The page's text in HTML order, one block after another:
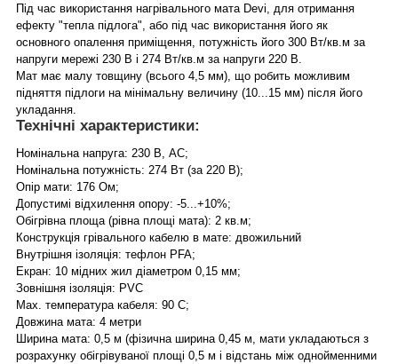
Під час використання нагрівального мата Devi, для отримання
ефекту "тепла підлога", або під час використання його як
основного опалення приміщення, потужність його 300 Вт/кв.м за
напруги мережі 230 В і 274 Вт/кв.м за напруги 220 В.
Мат має малу товщину (всього 4,5 мм), що робить можливим
підняття підлоги на мінімальну величину (10...15 мм) після його
укладання.
Технічні характеристики:
Номінальна напруга: 230 В, АС;
Номінальна потужність: 274 Вт (за 220 В);
Опір мати: 176 Ом;
Допустимі відхилення опору: -5...+10%;
Обігрівна площа (рівна площі мата): 2 кв.м;
Конструкція грівального кабелю в мате: двожильний
Внутрішня ізоляція: тефлон PFA;
Екран: 10 мідних жил діаметром 0,15 мм;
Зовнішня ізоляція: PVC
Max. температура кабеля: 90 С;
Довжина мата: 4 метри
Ширина мата: 0,5 м (фізична ширина 0,45 м, мати укладаються з
розрахунку обігрівуваної площі 0,5 м і відстань між однойменними